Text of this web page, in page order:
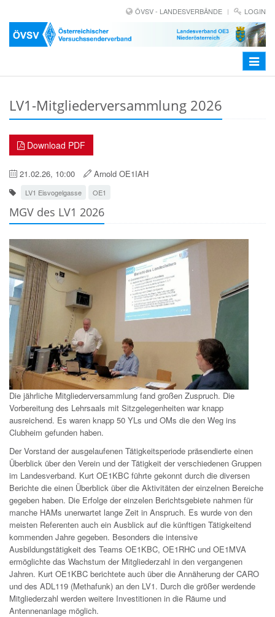
ÖVSV - LANDESVERBÄNDE LOGIN
Toggle
LV1-Mitgliederversammlung 2026
Download PDF
21.02.26, 10:00 Arnold OE1IAH
LV1 Eisvogelgasse OE1
MGV des LV1 2026
Die jährliche Mitgliederversammlung fand großen Zuspruch. Die
Vorbereitung des Lehrsaals mit Sitzgelegenheiten war knapp
ausreichend. Es waren knapp 50 YLs und OMs die den Weg ins
Clubheim gefunden haben.
Der Vorstand der ausgelaufenen Tätigkeitsperiode präsendierte einen
Überblick über den Verein und der Tätigkeit der verschiedenen Gruppen
im Landesverband. Kurt OE1KBC führte gekonnt durch die diversen
Berichte die einen Überblick über die Aktivitäten der einzelnen Bereiche
gegeben haben. Die Erfolge der einzelen Berichtsgebiete nahmen für
manche HAMs unerwartet lange Zeit in Anspruch. Es wurde von den
meisten Referenten auch ein Ausblick auf die künftigen Tätigkeitend
kommenden Jahre gegeben. Besonders die intensive
Ausbildungstätigkeit des Teams OE1KBC, OE1RHC und OE1MVA
ermöglichte das Wachstum der Mitgliederzahl in den vergangenen
Jahren. Kurt OE1KBC berichtete auch über die Annäherung der CARO
und des ADL119 (Methafunk) an den LV1. Durch die größer werdende
Mitgliederzahl werden weitere Investitionen in die Räume und
Antennenanlage möglich.